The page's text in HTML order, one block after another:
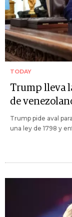
TODAY
Trump lleva
de
Trump pide aval
una ley de 1798 y